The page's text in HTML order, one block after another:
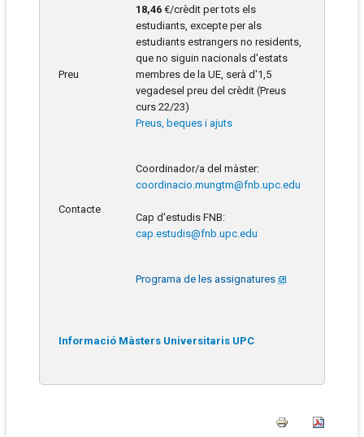
Preu
18,46 €/crèdit per tots els
estudiants, excepte per als
estudiants estrangers no residents,
que no siguin nacionals d'estats
membres de la UE, serà d'1,5
vegadesel preu del crèdit (Preus
curs 22/23)
Preus, beques i ajuts
Contacte
Coordinador/a del màster:
coordinacio.mungtm@fnb.upc.edu
Cap d'estudis FNB:
cap.estudis@fnb.upc.edu
Programa de les assignatures
Informació Màsters Universitaris UPC